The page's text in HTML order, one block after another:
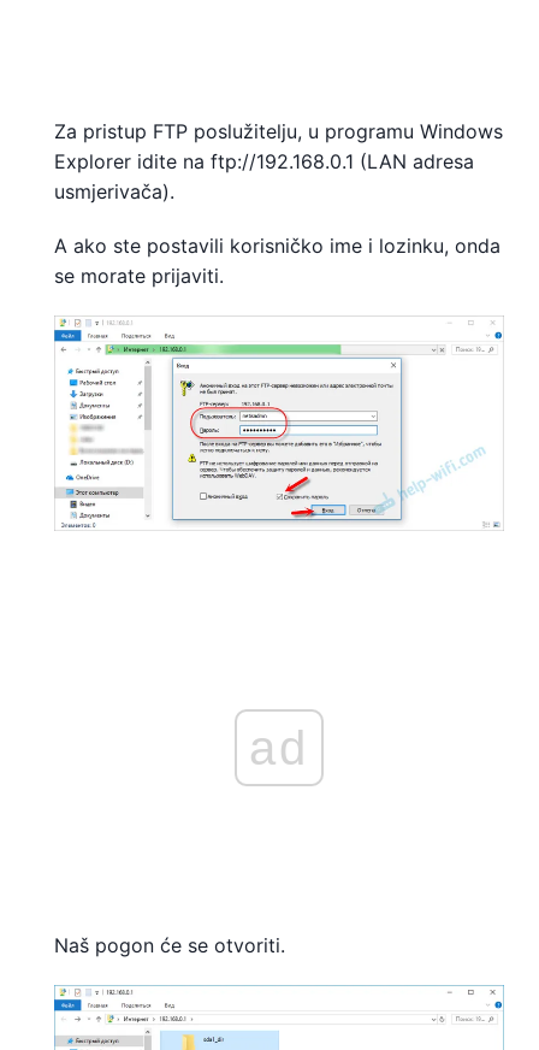
Za pristup FTP poslužitelju, u programu Windows
Explorer idite na ftp://192.168.0.1 (LAN adresa
usmjerivača).
A ako ste postavili korisničko ime i lozinku, onda
se morate prijaviti.
ad
Naš pogon će se otvoriti.